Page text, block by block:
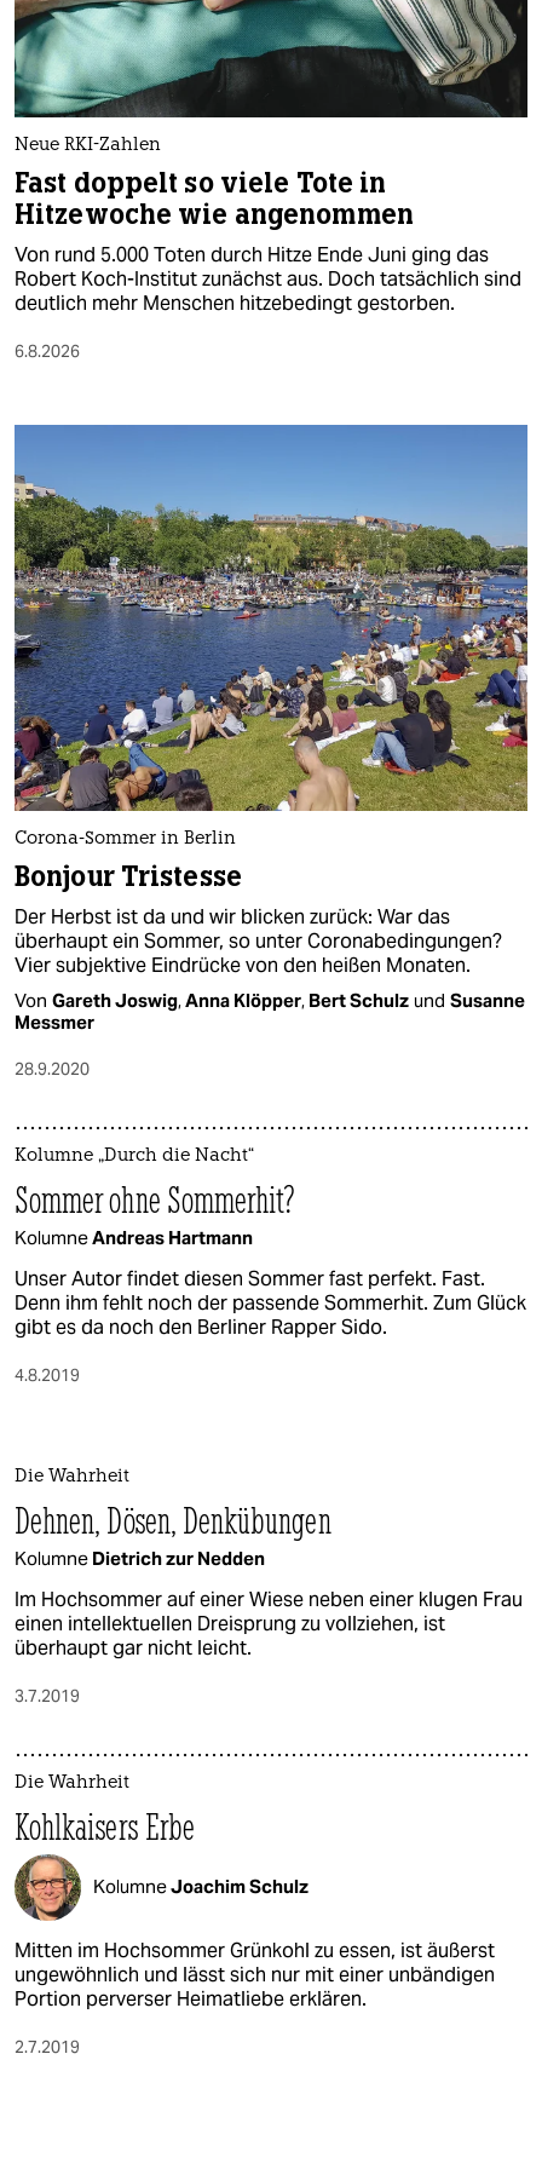
nord
wahrheit
verlag
verlag
veranstaltungen
shop
fragen & hilfe
genossenschaft
epaper login
Neue RKI-Zahlen
Fast doppelt so viele Tote in
Hitzewoche wie angenommen
Von rund 5.000 Toten durch Hitze Ende Juni ging das
Robert Koch-Institut zunächst aus. Doch tatsächlich sind
deutlich mehr Menschen hitzebedingt gestorben.
6.8.2026
Corona-Sommer in Berlin
Bonjour Tristesse
Der Herbst ist da und wir blicken zurück: War das
überhaupt ein Sommer, so unter Coronabedingungen?
Vier subjektive Eindrücke von den heißen Monaten.
Von Gareth Joswig,Anna Klöpper, Bert Schulz und Susanne
Messmer
28.9.2020
Kolumne „Durch die Nacht“
Sommer ohne Sommerhit?
KolumneAndreas Hartmann
Unser Autor findet diesen Sommer fast perfekt. Fast.
Denn ihm fehlt noch der passende Sommerhit. Zum Glück
gibt es da noch den Berliner Rapper Sido.
4.8.2019
Die Wahrheit
Dehnen, Dösen, Denkübungen
Kolumne Dietrich zur Nedden
Im Hochsommer auf einer Wiese neben einer klugen Frau
einen intellektuellen Dreisprung zu vollziehen, ist
überhaupt gar nicht leicht.
3.7.2019
Die Wahrheit
Kohlkaisers Erbe
KolumneJoachim Schulz
Mitten im Hochsommer Grünkohl zu essen, ist äußerst
ungewöhnlich und lässt sich nur mit einer unbändigen
Portion perverser Heimatliebe erklären.
2.7.2019